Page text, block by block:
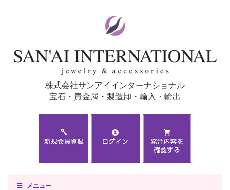
株式会社サンアイインターナショナル
宝石・貴金属・製造卸・輸入・輸出
メニュー